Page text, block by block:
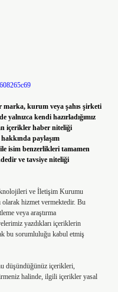
kurum veya şahıs şirketi
yalnızca kendi hazırladığımız
içerikler haber niteliği
paylaşım
isim benzerlikleri tamamen
ve tavsiye niteliği
ve İletişim Kurumu
olarak hizmet vermektedir. Bu
veya araştırma
yazdıkları içeriklerin
bu sorumluluğu kabul etmiş
düşündüğünüz içerikleri,
halinde, ilgili içerikler yasal